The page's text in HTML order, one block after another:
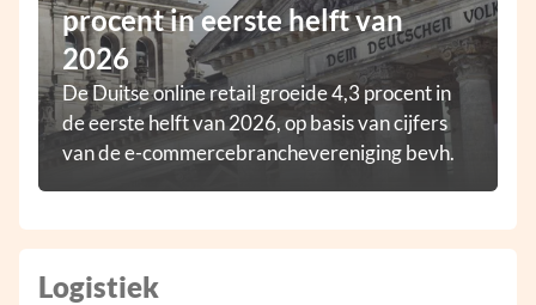
procent in eerste helft van
2026
De Duitse online retail groeide 4,3 procent in
de eerste helft van 2026, op basis van cijfers
van de e-commercebranchevereniging bevh.
Logistiek